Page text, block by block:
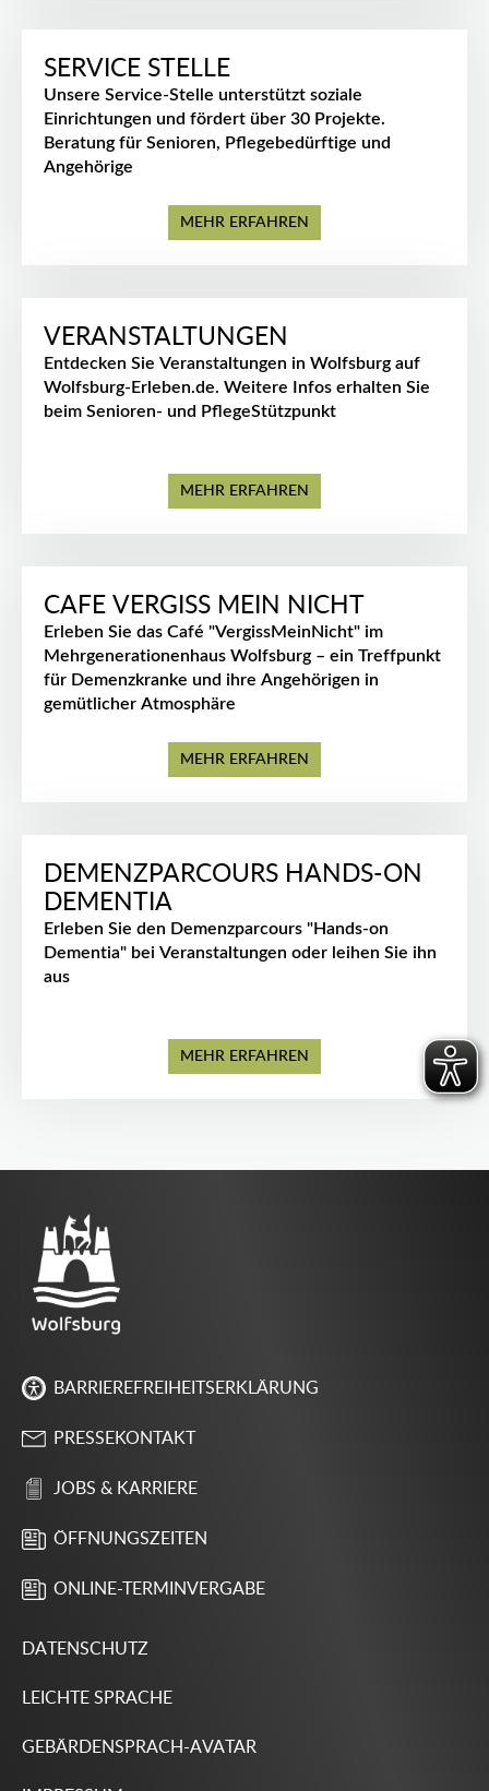
SERVICE STELLE
Unsere Service-Stelle unterstützt soziale
Einrichtungen und fördert über 30 Projekte.
Beratung für Senioren, Pflegebedürftige und
Angehörige
MEHR ERFAHREN
VERANSTALTUNGEN
Entdecken Sie Veranstaltungen in Wolfsburg auf
Wolfsburg-Erleben.de. Weitere Infos erhalten Sie
beim Senioren- und PflegeStützpunkt
MEHR ERFAHREN
CAFE VERGISS MEIN NICHT
Erleben Sie das Café "VergissMeinNicht" im
Mehrgenerationenhaus Wolfsburg – ein Treffpunkt
für Demenzkranke und ihre Angehörigen in
gemütlicher Atmosphäre
MEHR ERFAHREN
DEMENZPARCOURS HANDS-ON
DEMENTIA
Erleben Sie den Demenzparcours "Hands-on
Dementia" bei Veranstaltungen oder leihen Sie ihn
aus
MEHR ERFAHREN
BARRIEREFREIHEITSERKLÄRUNG
PRESSEKONTAKT
JOBS & KARRIERE
ÖFFNUNGSZEITEN
ONLINE-TERMINVERGABE
DATENSCHUTZ
LEICHTE SPRACHE
GEBÄRDENSPRACH-AVATAR